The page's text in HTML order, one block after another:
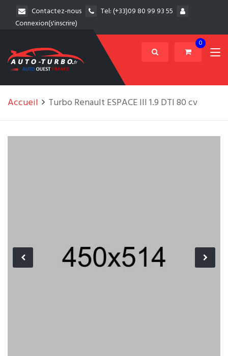
Contactez-nous Tel:(+33)09 80 99 93 55
Connexion(s'inscrire)
0
Accueil Turbo Renault ESPACE III 1.9 DTI 80 cv